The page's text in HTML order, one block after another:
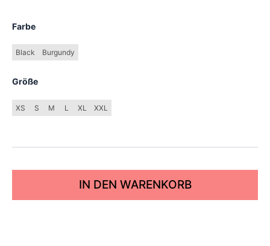
Farbe
Black Burgundy
Größe
XS S M L XL XXL
IN DEN WARENKORB